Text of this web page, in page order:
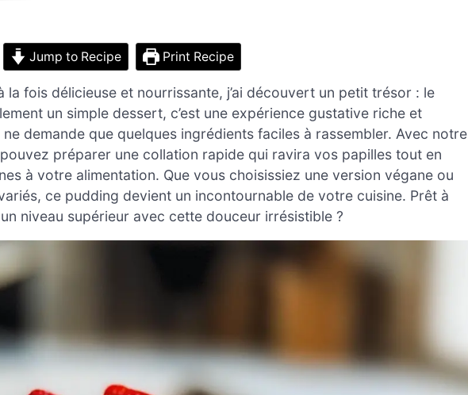
Jump to Recipe Print Recipe
la fois délicieuse et nourrissante, j’ai découvert un petit trésor : le
un simple dessert, c’est une expérience gustative riche et
demande que quelques ingrédients faciles à rassembler. Avec notre
préparer une collation rapide qui ravira vos papilles tout en
à votre alimentation. Que vous choisissiez une version végane ou
ce pudding devient un incontournable de votre cuisine. Prêt à
niveau supérieur avec cette douceur irrésistible ?